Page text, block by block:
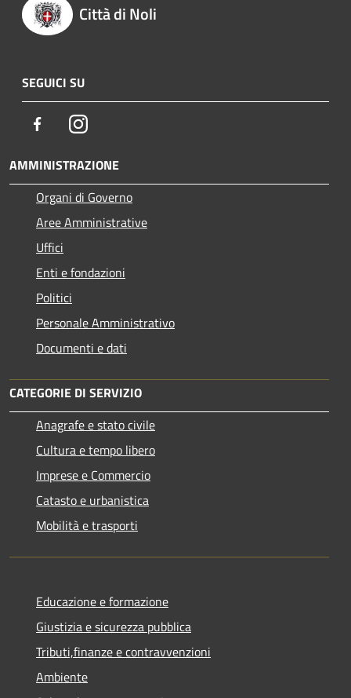
Città di Noli
SEGUICI SU
FacebookInstagram
AMMINISTRAZIONE
Organi di Governo
Aree Amministrative
Uffici
Enti e fondazioni
Politici
Personale Amministrativo
Documenti e dati
CATEGORIE DI SERVIZIO
Anagrafe e stato civile
Cultura e tempo libero
Imprese e Commercio
Catasto e urbanistica
Mobilità e trasporti
Educazione e formazione
Giustizia e sicurezza pubblica
Tributi,finanze e contravvenzioni
Ambiente